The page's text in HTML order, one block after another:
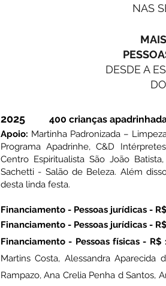
NAS
DESDE A
2025 400 crianças
Apoio: Martinha Padronizada –
Programa Apadrinhe, C&D
Centro Espiritualista São João
Sachetti - Salão de Beleza. Além
desta linda festa.
Financiamento - Pessoas jurídicas -
Financiamento - Pessoas jurídicas -
Financiamento - Pessoas físicas - R$
Martins Costa, Alessandra Aparecida
Rampazo, Ana Crelia Penha d Santos,